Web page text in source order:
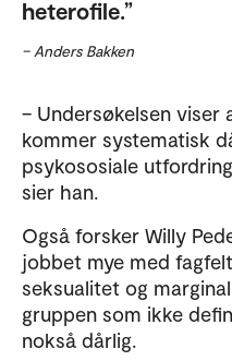
heterofile.
– Anders Bakken
– Undersøkelsen viser
kommer systematisk
psykososiale
sier han.
Også forsker Willy
jobbet mye med
seksualitet og
gruppen som ikke
nokså dårlig.